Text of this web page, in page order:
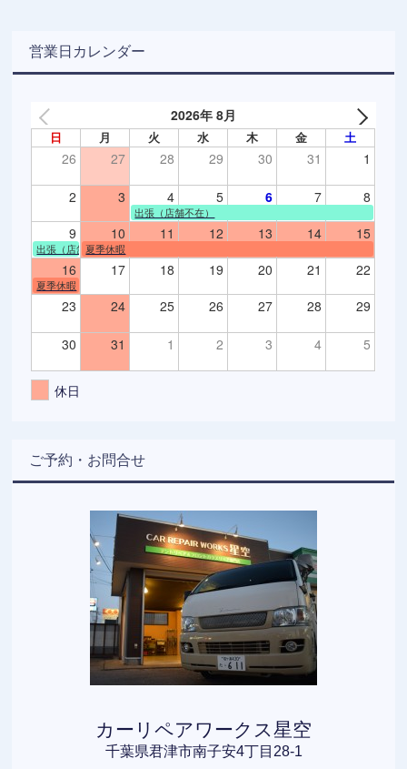
営業日カレンダー
2026年 8月
日 月 火 水 木 金 土
26 27 28 29 30 31 1
2 3 4 5 6 7 8
出張（店舗不在）
9 10 11 12 13 14 15
出張（店舗不在）
夏季休暇
16 17 18 19 20 21 22
夏季休暇
23 24 25 26 27 28 29
30 31 1 2 3 4 5
休日
ご予約・お問合せ
カーリペアワークス星空
千葉県君津市南子安4丁目28-1